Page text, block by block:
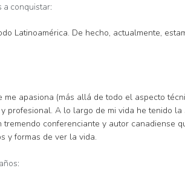
a conquistar:
Latinoamérica. De hecho, actualmente,
me apasiona (más allá de todo el aspecto
profesional. A lo largo de mi vida he tenido
tremendo conferenciante y autor
y formas de ver la vida.